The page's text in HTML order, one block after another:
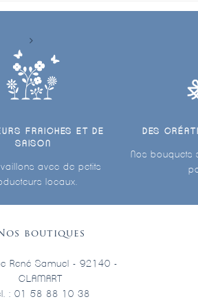
FRAICHES ET DE
SAISON
avec de petits
locaux.
DES
Nos bouquets
boutiques
René Samuel - 92140 -
CLAMART
: 01 58 88 10 38